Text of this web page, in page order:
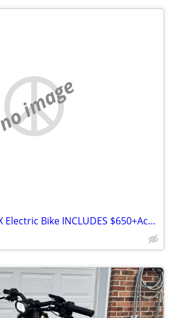
no image
euphree City Robin X Electric Bike INCLUDES $650+Accessories! Like New